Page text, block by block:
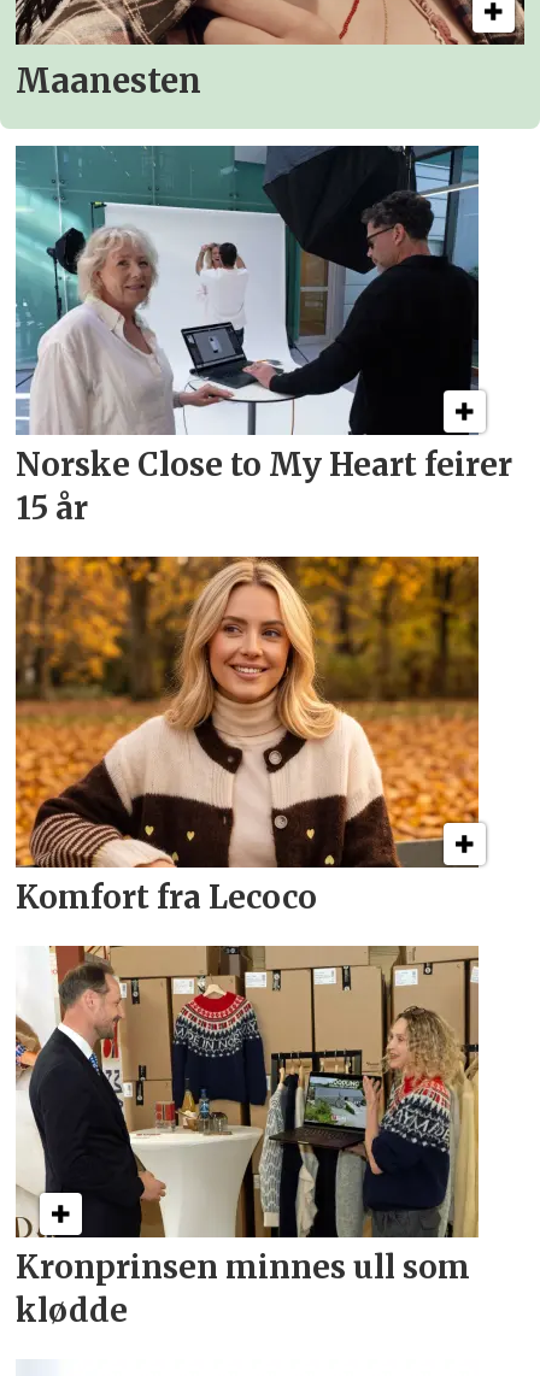
Maanesten
Norske Close to My Heart feirer
15 år
Komfort fra Lecoco
Kronprinsen minnes ull som
klødde